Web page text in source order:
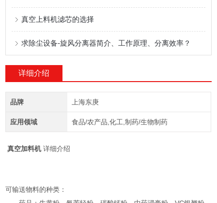
真空上料机滤芯的选择
求除尘设备-旋风分离器简介、工作原理、分离效率？
详细介绍
品牌 上海东庚
应用领域 食品/农产品,化工,制药/生物制药
真空加料机详细介绍
可输送物料的种类：